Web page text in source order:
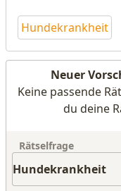
Hundekrankheit
Neuer
Keine passende
du deine
Rätselfrage